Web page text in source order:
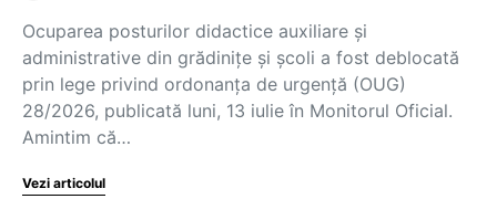
Ocuparea posturilor didactice auxiliare și
administrative din grădinițe și școli a fost deblocată
prin lege privind ordonanța de urgență (OUG)
28/2026, publicată luni, 13 iulie în Monitorul Oficial.
Amintim că…
Vezi articolul